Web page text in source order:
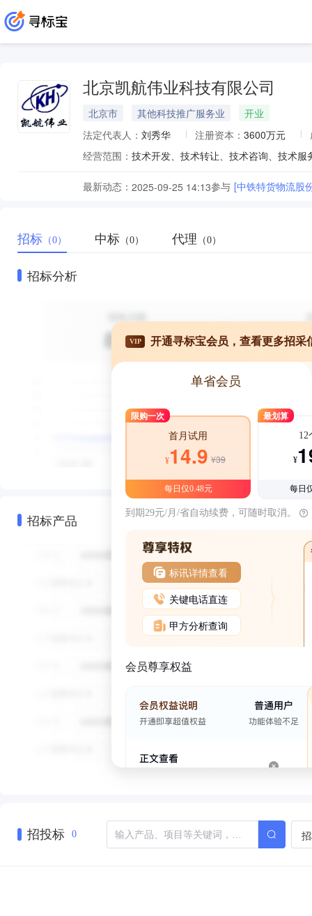
北京凯航伟业科技有限公司
北京市 其他科技推广服务业
开业
法定代表人： 刘秀华 注册资本： 3600万元
经营范围：
最新动态： 2025-09-25 14:13参与 [中铁特货物流股
招标 （0） 中标 （0） 代理 （0）
招标分析
招标产品
VIP 开通寻标宝会员，查看更多招采
单省会员
限购一次
首月试用
¥14.9 ¥39
每日仅0.48元
最划算
12
¥
每日
到期29元/月/省自动续费，可随时取消。
标讯详情查看
关键电话直连
甲方分析查询
会员尊享权益
招投标 0